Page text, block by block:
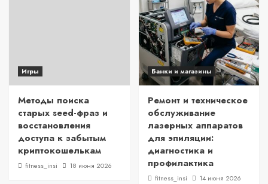
Игры
Методы поиска
старых seed-фраз и
восстановления
доступа к забытым
криптокошелькам
fitness_insi 18 июня 2026
Банки и магазины
Ремонт и техническое
обслуживание
лазерных аппаратов
для эпиляции:
диагностика и
профилактика
fitness_insi 14 июня 2026